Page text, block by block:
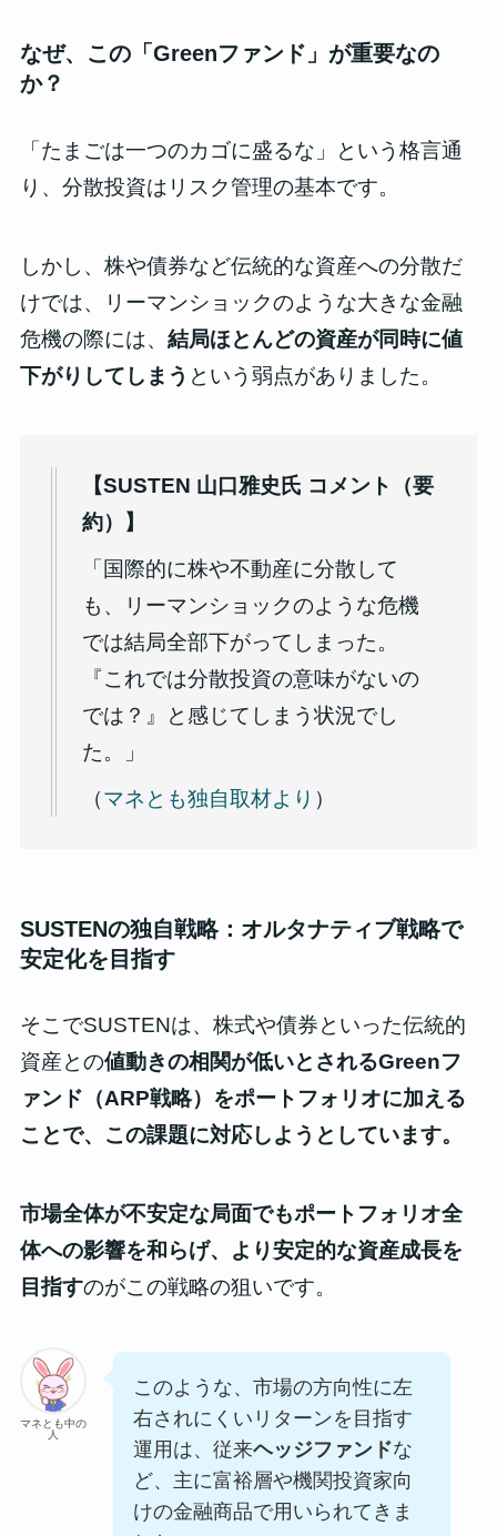
なぜ、この「Greenファンド」が重要なの
か？
「たまごは一つのカゴに盛るな」という格言通
り、分散投資はリスク管理の基本です。
しかし、株や債券など伝統的な資産への分散だ
けでは、リーマンショックのような大きな金融
危機の際には、 結局ほとんどの資産が同時に値
下がりしてしまう という弱点がありました。
【SUSTEN 山口雅史氏 コメント（要
約）】
「国際的に株や不動産に分散して
も、リーマンショックのような危機
では結局全部下がってしまった。
『これでは分散投資の意味がないの
では？』と感じてしまう状況でし
た。」
（マネとも独自取材より ）
SUSTENの独自戦略：オルタナティブ戦略で
安定化を目指す
そこでSUSTENは、株式や債券といった伝統的
資産との値動きの相関が低いとされるGreenフ
ァンド（ARP戦略）をポートフォリオに加える
ことで、この課題に対応しようとしています。
市場全体が不安定な局面でもポートフォリオ全
体への影響を和らげ、より安定的な資産成長を
目指すのがこの戦略の狙いです。
マネとも中の
人
このような、市場の方向性に左
右されにくいリターンを目指す
運用は、従来ヘッジファンドな
ど、主に富裕層や機関投資家向
けの金融商品で用いられてきま